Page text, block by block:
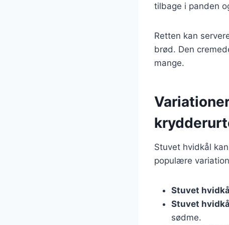
tilbage i panden
Retten kan
brød. Den
mange.
Stuvet hvidkål
populære
Stuvet
Stuvet
sødme.